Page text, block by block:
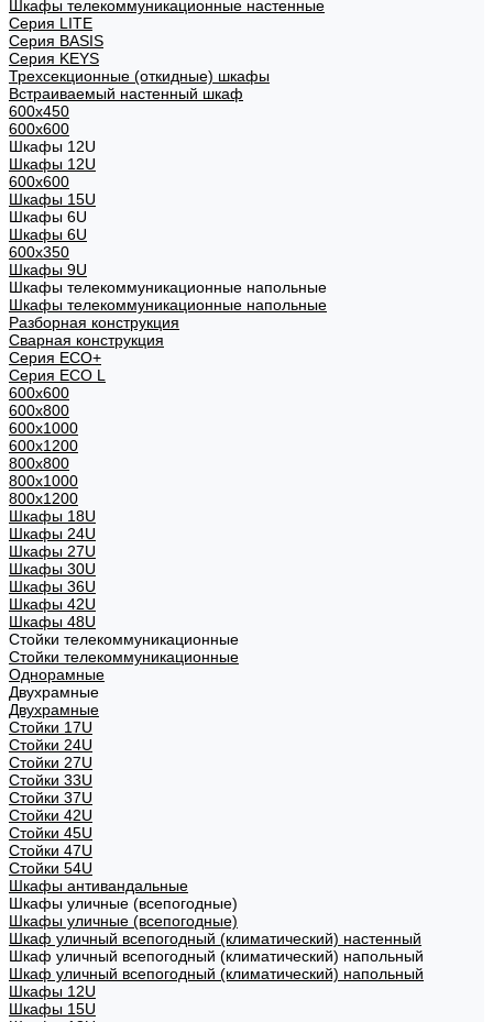
Шкафы телекоммуникационные настенные
Cерия LITE
Cерия BASIS
Cерия KEYS
Трехсекционные (откидные) шкафы
Встраиваемый настенный шкаф
600x450
600x600
Шкафы 12U
Шкафы 12U
600x600
Шкафы 15U
Шкафы 6U
Шкафы 6U
600x350
Шкафы 9U
Шкафы телекоммуникационные напольные
Шкафы телекоммуникационные напольные
Разборная конструкция
Сварная конструкция
Серия ECO+
Серия ECO L
600x600
600x800
600х1000
600х1200
800x800
800х1000
800х1200
Шкафы 18U
Шкафы 24U
Шкафы 27U
Шкафы 30U
Шкафы 36U
Шкафы 42U
Шкафы 48U
Стойки телекоммуникационные
Стойки телекоммуникационные
Однорамные
Двухрамные
Двухрамные
Стойки 17U
Стойки 24U
Стойки 27U
Стойки 33U
Стойки 37U
Стойки 42U
Стойки 45U
Стойки 47U
Стойки 54U
Шкафы антивандальные
Шкафы уличные (всепогодные)
Шкафы уличные (всепогодные)
Шкаф уличный всепогодный (климатический) настенный
Шкаф уличный всепогодный (климатический) напольный
Шкаф уличный всепогодный (климатический) напольный
Шкафы 12U
Шкафы 15U